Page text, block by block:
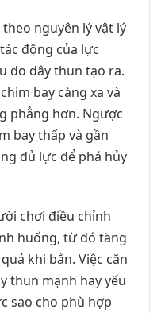
nguyên lý vật lý
động của lực
do dây thun tạo ra.
bay càng xa và
phẳng hơn. Ngược
bay thấp và gần
đủ lực để phá hủy
chơi điều chỉnh
huống, từ đó tăng
khi bắn. Việc căn
thun mạnh hay yếu
sao cho phù hợp